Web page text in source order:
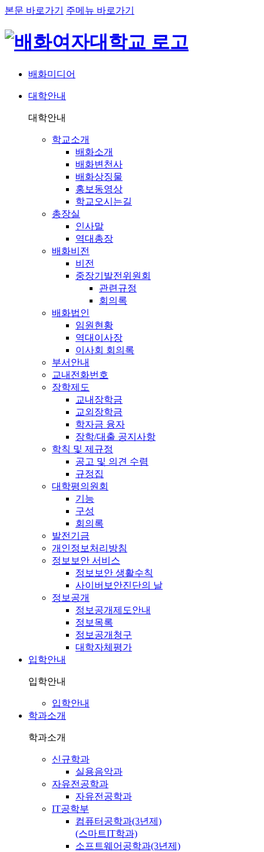
본문 바로가기 주메뉴 바로가기
배화미디어
네비게이션
대학안내
대학안내
학교소개
배화소개
배화변천사
배화상징물
홍보동영상
학교오시는길
총장실
인사말
역대총장
배화비전
비전
중장기발전위원회
관련규정
회의록
배화법인
임원현황
역대이사장
이사회 회의록
부서안내
교내전화번호
장학제도
교내장학금
교외장학금
학자금 융자
장학/대출 공지사항
학칙 및 제규정
공고 및 의견 수렴
규정집
대학평의원회
기능
구성
회의록
발전기금
개인정보처리방침
정보보안 서비스
정보보안 생활수칙
사이버보안진단의 날
정보공개
정보공개제도안내
정보목록
정보공개청구
대학자체평가
입학안내
입학안내
입학안내
학과소개
학과소개
신규학과
실용음악과
자유전공학과
자유전공학과
IT공학부
컴퓨터공학과(3년제)
(스마트IT학과)
소프트웨어공학과(3년제)